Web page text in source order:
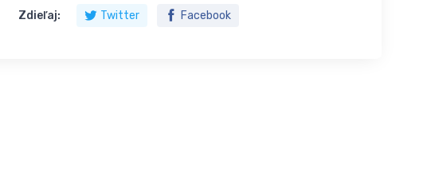
Zdieľaj: Twitter Facebook